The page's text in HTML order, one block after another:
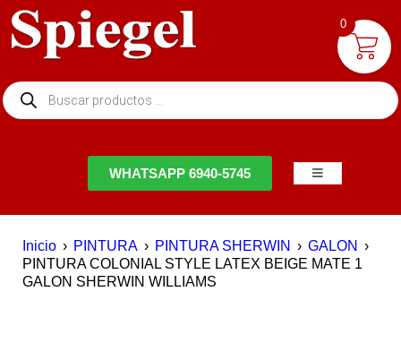
WHATSAPP 6940-5745
Inicio › PINTURA › PINTURA SHERWIN › GALON ›
PINTURA COLONIAL STYLE LATEX BEIGE MATE 1
GALON SHERWIN WILLIAMS
0